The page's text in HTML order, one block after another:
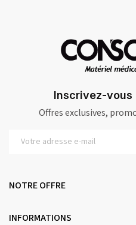
Inscrivez-vous
Offres exclusives,
NOTRE OFFRE
INFORMATIONS